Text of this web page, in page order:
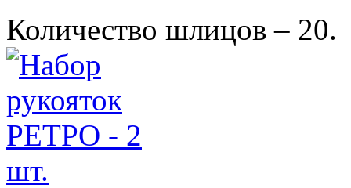
Количество шлицов – 20.